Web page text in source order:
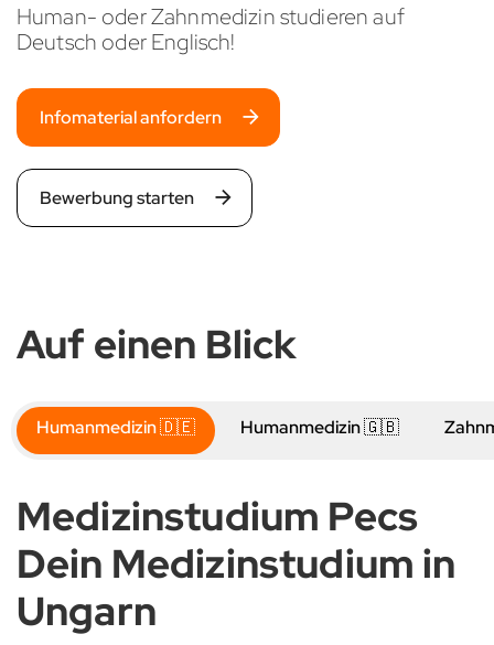
Human- oder Zahnmedizin studieren auf
Deutsch oder Englisch!
Infomaterial anfordern
Bewerbung starten
Auf einen Blick
Humanmedizin 🇩🇪 Humanmedizin 🇬🇧
Medizinstudium Pecs
Dein Medizinstudium in
Ungarn